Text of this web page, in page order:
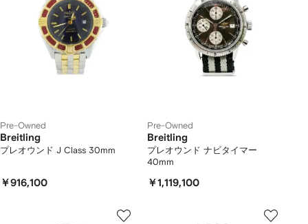
Pre-Owned
Breitling
プレオウンド J Class 30mm
￥916,100
Pre-Owned
Breitling
プレオウンド ナビタイマー
40mm
￥1,119,100